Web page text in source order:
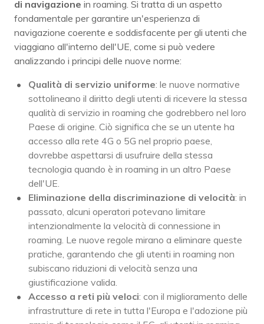
di navigazione in roaming. Si tratta di un aspetto
fondamentale per garantire un'esperienza di
navigazione coerente e soddisfacente per gli utenti che
viaggiano all'interno dell'UE, come si può vedere
analizzando i principi delle nuove norme:
Qualità di servizio uniforme: le nuove normative
sottolineano il diritto degli utenti di ricevere la stessa
qualità di servizio in roaming che godrebbero nel loro
Paese di origine. Ciò significa che se un utente ha
accesso alla rete 4G o 5G nel proprio paese,
dovrebbe aspettarsi di usufruire della stessa
tecnologia quando è in roaming in un altro Paese
dell'UE.
Eliminazione della discriminazione di velocità: in
passato, alcuni operatori potevano limitare
intenzionalmente la velocità di connessione in
roaming. Le nuove regole mirano a eliminare queste
pratiche, garantendo che gli utenti in roaming non
subiscano riduzioni di velocità senza una
giustificazione valida.
Accesso a reti più veloci: con il miglioramento delle
infrastrutture di rete in tutta l'Europa e l'adozione più